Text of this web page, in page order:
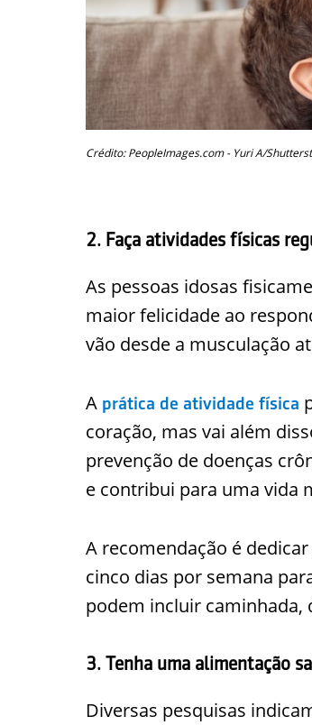
Crédito: PeopleImages.com - Yuri A/
2. Faça atividades físicas
As pessoas idosas
maior felicidade ao
vão desde a musculação
A prática de atividade física
coração, mas vai além
prevenção de doenças
e contribui para uma vida
A recomendação é
cinco dias por semana
podem incluir caminhada,
3. Tenha uma alimentação
Diversas pesquisas